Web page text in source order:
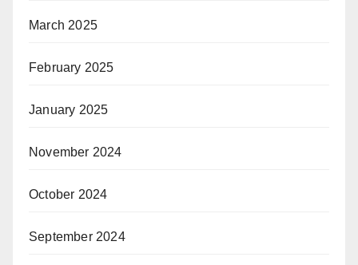
March 2025
February 2025
January 2025
November 2024
October 2024
September 2024